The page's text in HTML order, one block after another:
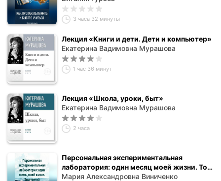
3 часа 32 минуты
Лекция «Книги и дети. Дети и компьютер»
Екатерина Вадимовна Мурашова
1 час 36 минут
Лекция «Школа, уроки, быт»
Екатерина Вадимовна Мурашова
2 часа
Персональная экспериментальная
лаборатория: один месяц моей жизни. Том
третий
Мария Александровна Виниченко